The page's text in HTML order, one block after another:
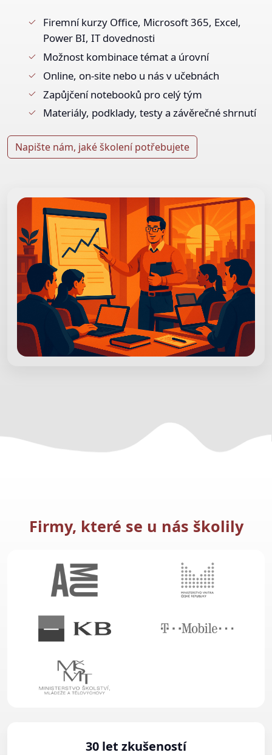
Firemní kurzy Office, Microsoft 365, Excel,
Power BI, IT dovednosti
Možnost kombinace témat a úrovní
Online, on-site nebo u nás v učebnách
Zapůjčení notebooků pro celý tým
Materiály, podklady, testy a závěrečné shrnutí
Napište nám, jaké školení potřebujete
Firmy, které se u nás školily
30 let zkušeností